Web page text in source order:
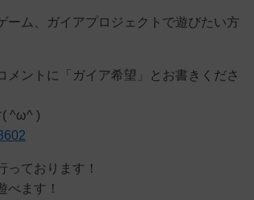
ーム、ガイアプロジェクトで遊びたい方
メントに「ガイア希望」とお書きくださ
( ^ω^ )
ております！
ます！